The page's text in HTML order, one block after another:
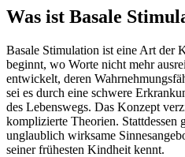
Was ist Basale
Basale Stimulation ist eine Art der
beginnt, wo Worte nicht mehr
entwickelt, deren
sei es durch eine schwere
des Lebenswegs. Das Konzept
komplizierte Theorien. Stattdessen
unglaublich wirksame
seiner frühesten Kindheit kennt.